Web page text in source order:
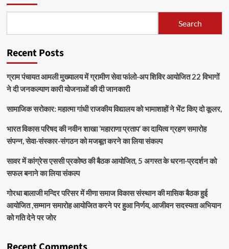
Search
Recent Posts
ग्राम पंचायत आमली मुख्यालय में ग्रामीण सेवा फांलो-अप शिविर आयोजित 22 विभागों
ने दी जनकल्याण कारी योजनाओं की दी जानकारी
सामाजिक सरोकार: महात्मा गांधी राजकीय विद्यालय को भामाशाहों ने भेंट किए दो कूलर,
भारत विकास परिषद की नवीन शाखा ‘महाराणा प्रताप’ का दायित्व ग्रहण समारोह
संपन्न, सेवा-संस्कार-संगठन को मजबूत करने का लिया संकल्प
सावर में कांग्रेस एससी प्रकोष्ठ की बैठक आयोजित, 5 अगस्त के धरना-प्रदर्शन को
सफल बनाने का लिया संकल्प
गोरधा बालाजी मन्दिर परिसर में मीणा समाज विकास संस्थान की मासिक बैठक हुई
आयोजित ,सम्मान समारोह आयोजित करने पर हुआ निर्णय, आजीवन सदस्यता अभियान
को गति देने पर जोर